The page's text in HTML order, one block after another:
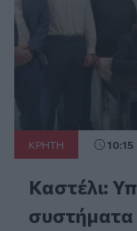
ΚΡΗΤΗ 10:15
Καστέλι:
συστήματα